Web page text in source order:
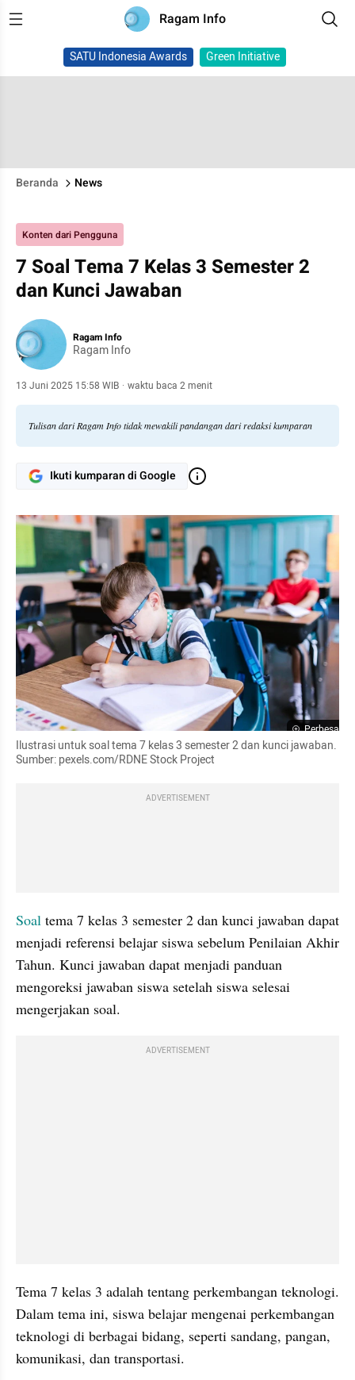
Ragam Info
SATU Indonesia Awards Green Initiative
Beranda News
Konten dari Pengguna
7 Soal Tema 7 Kelas 3 Semester 2
dan Kunci Jawaban
Ragam Info
Ragam Info
13 Juni 2025 15:58 WIB · waktu baca 2 menit
Tulisan dari Ragam Info tidak mewakili pandangan dari redaksi kumparan
Ikuti kumparan di Google
Perbesar
Ilustrasi untuk soal tema 7 kelas 3 semester 2 dan kunci jawaban.
Sumber: pexels.com/RDNE Stock Project
ADVERTISEMENT
Soal tema 7 kelas 3 semester 2 dan kunci jawaban dapat
menjadi referensi belajar siswa sebelum Penilaian Akhir
Tahun. Kunci jawaban dapat menjadi panduan
mengoreksi jawaban siswa setelah siswa selesai
mengerjakan soal.
ADVERTISEMENT
Tema 7 kelas 3 adalah tentang perkembangan teknologi.
Dalam tema ini, siswa belajar mengenai perkembangan
teknologi di berbagai bidang, seperti sandang, pangan,
komunikasi, dan transportasi.